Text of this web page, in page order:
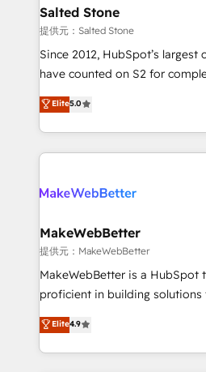
we turn complexity into clarity,
scale. 🏆 HubSpot’s CEO called us “the partner of the
future.” Others agree it is
measurable impact.
Salted Stone
提供元：Salted Stone
Since 2012, HubSpot’s largest
have counted on S2 for
management, systems
solutions that deliver
transform brand experiences As one of the few full-
service creative agencies in
winning design to build
marketing campaigns, &
fuel long-term success We connect the entire
customer lifecycle through
ensure long-term adoption
and service to drive sustainable growth
HubSpot accreditations and
Elite5.0
MakeWebBetter
提供元：MakeWebBetter
MakeWebBetter is a HubSpot
proficient in building
operational efficiency of
growing tech-enabler &
hands you the blend of
Elite4.9